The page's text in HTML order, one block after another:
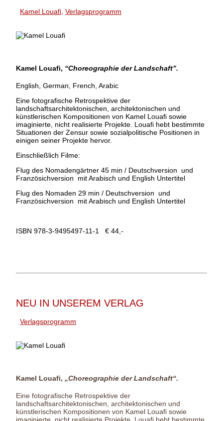
Kamel Louafi Verlagsprogramm
Kamel Louafi, “Choreographie der Landschaft”.
English, German, French, Arabic
Eine fotografische Retrospektive der
landschaftsarchitektonischen, architektonischen und
künstlerischen Kompositionen von Kamel Louafi sowie
imaginierte, nicht realisierte Projekte. Louafi hebt bestimmte
Situationen der Zensur sowie sozialpolitische Positionen in
einigen seiner Projekte hervor.
Einschließlich Filme:
Flug des Nomadengärtner 45 min / Deutschversion und
Französichversion mit Arabisch und English Untertitel
Flug des Nomaden 29 min / Deutschversion und
Französichversion mit Arabisch und English Untertitel
ISBN 978-3-9495497-11-1 € 44,-
NEU IN UNSEREM VERLAG
Verlagsprogramm
Kamel Louafi, „Choreographie der Landschaft“.
Eine fotografische Retrospektive der
landschaftsarchitektonischen, architektonischen und
künstlerischen Kompositionen von Kamel Louafi sowie